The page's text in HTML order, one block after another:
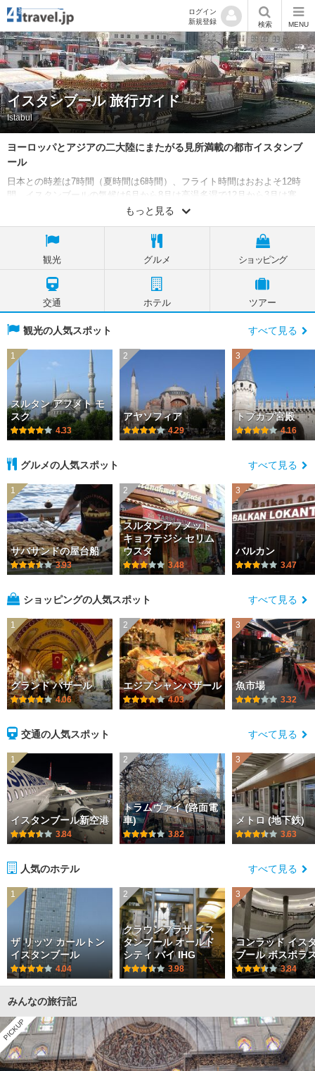
ログイン
新規登録
検索 MENU
イスタンブール 旅行ガイド
Istabul
ヨーロッパとアジアの二大陸にまたがる見所満載の都市イスタンブ
ール
日本との時差は7時間（夏時間は6時間）、フライト時間はおおよそ12時
間。イスタンブールの気候は6月から8月は高温多湿で12月から3月は寒
い。イスタンブールはローマ帝国から3代続いた大帝国だった事で歴史的
は現在、アヤソフィア博物館と呼ばれ館内の素晴らしいモザイク画を鑑
賞する事ができる。その他にも宮殿やモスク巡り、バザール（市場）で
トルコらしいお土産探しなど魅力満載の都市。
外務省 海外安全ホームページ情報
もっと見る
観光 グルメ ショッピング
交通 ホテル ツアー
観光の人気スポット すべて見る
1
スルタン アフメト モ
スク
4.33
2
アヤソフィア
4.29
3
トプカプ宮殿
4.16
グルメの人気スポット すべて見る
1
サバサンドの屋台船
3.93
2
スルタンアフメット
キョフテジシ セリム
ウスタ
3.48
3
バルカン
3.47
ショッピングの人気スポット すべて見る
1
グランド バザール
4.06
2
エジプシャンバザール
4.03
3
魚市場
3.32
交通の人気スポット すべて見る
1
イスタンブール新空港
3.84
2
トラムヴァイ (路面電
車)
3.82
3
メトロ (地下鉄)
3.63
人気のホテル すべて見る
1
ザ リッツ カールトン
イスタンブール
4.04
2
クラウンプラザ イス
タンブール オールド
シティ バイ IHG
3.98
3
コンラッド イス
ブール ボスポラ
3.84
みんなの旅行記
PICKUP